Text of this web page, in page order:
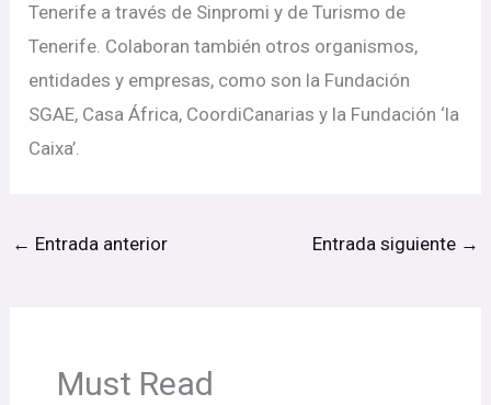
Tenerife a través de Sinpromi y de Turismo de
Tenerife. Colaboran también otros organismos,
entidades y empresas, como son la Fundación
SGAE, Casa África, CoordiCanarias y la Fundación ‘la
Caixa’.
← Entrada anterior Entrada siguiente →
Must Read